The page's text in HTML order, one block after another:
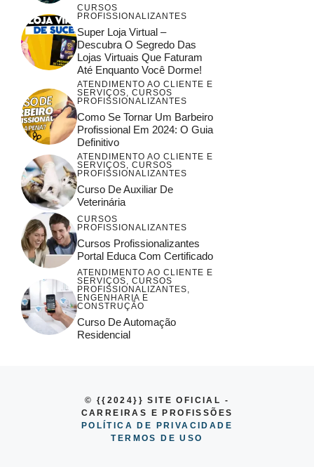
CURSOS
PROFISSIONALIZANTES
Super Loja Virtual –
Descubra O Segredo Das
Lojas Virtuais Que Faturam
Até Enquanto Você Dorme!
ATENDIMENTO AO CLIENTE E
SERVIÇOS, CURSOS
PROFISSIONALIZANTES
Como Se Tornar Um Barbeiro
Profissional Em 2024: O Guia
Definitivo
ATENDIMENTO AO CLIENTE E
SERVIÇOS, CURSOS
PROFISSIONALIZANTES
Curso De Auxiliar De
Veterinária
CURSOS
PROFISSIONALIZANTES
Cursos Profissionalizantes
Portal Educa Com Certificado
ATENDIMENTO AO CLIENTE E
SERVIÇOS, CURSOS
PROFISSIONALIZANTES,
ENGENHARIA E
CONSTRUÇÃO
Curso De Automação
Residencial
© {{2024}} SITE OFICIAL -
CARREIRAS E PROFISSÕES
POLÍTICA DE PRIVACIDADE
TERMOS DE USO